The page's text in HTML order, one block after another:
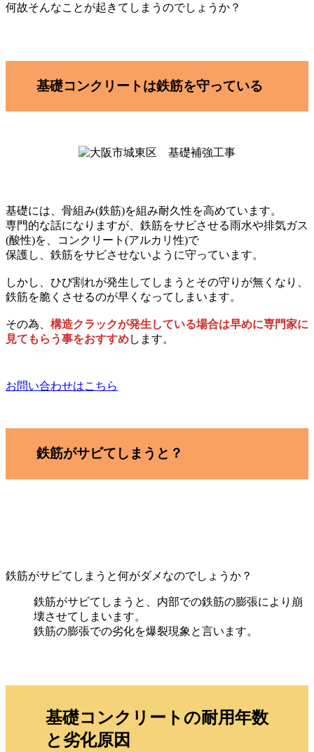
何故そんなことが起きてしまうのでしょうか？
基礎コンクリートは鉄筋を守っている
基礎には、骨組み(鉄筋)を組み耐久性を高めています。
専門的な話になりますが、鉄筋をサビさせる雨水や排気ガス
(酸性)を、コンクリート(アルカリ性)で
保護し、鉄筋をサビさせないように守っています。
しかし、ひび割れが発生してしまうとその守りが無くなり、
鉄筋を脆くさせるのが早くなってしまいます。
その為、 構造クラックが発生している場合は早めに専門家に
見てもらう事をおすすめします。
お問い合わせはこちら
鉄筋がサビてしまうと？
鉄筋がサビてしまうと何がダメなのでしょうか？
鉄筋がサビてしまうと、内部での鉄筋の膨張により崩
壊させてしまいます。
鉄筋の膨張での劣化を爆裂現象と言います。
基礎コンクリートの耐用年数
と劣化原因